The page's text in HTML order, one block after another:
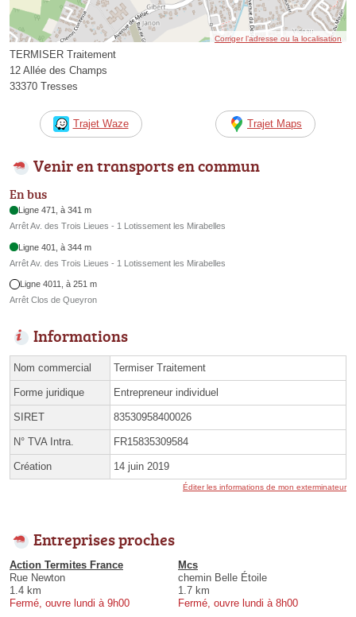
Corriger l’adresse ou la localisation
TERMISER Traitement
12 Allée des Champs
33370 Tresses
Trajet Waze Trajet Maps
Venir en transports en commun
En bus
Ligne 471, à 341 m
Arrêt Av. des Trois Lieues - 1 Lotissement les Mirabelles
Ligne 401, à 344 m
Arrêt Av. des Trois Lieues - 1 Lotissement les Mirabelles
Ligne 4011, à 251 m
Arrêt Clos de Queyron
Informations
Nom commercial Termiser Traitement
Forme juridique Entrepreneur individuel
SIRET 83530958400026
N° TVA Intra. FR15835309584
Création 14 juin 2019
Éditer les informations de mon exterminateur
Entreprises proches
Action Termites France
Rue Newton
1.4 km
Fermé, ouvre lundi à 9h00
Mcs
chemin Belle Étoile
1.7 km
Fermé, ouvre lundi à 8h00